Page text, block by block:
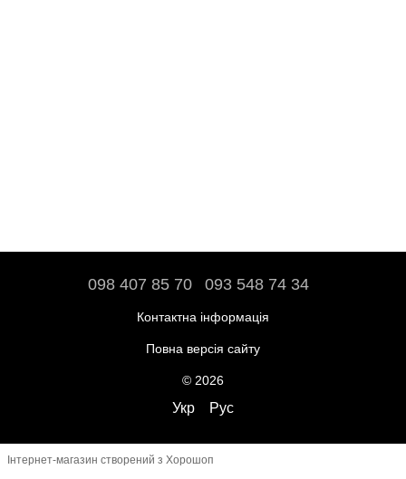
098 407 85 70 093 548 74 34
Контактна інформація
Повна версія сайту
© 2026
Укр Рус
Інтернет-магазин створений з Хорошоп